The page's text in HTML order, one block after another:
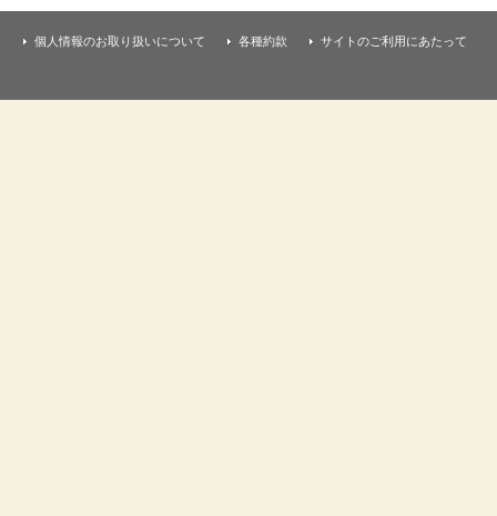
個人情報のお取り扱いについて 各種約款 サイトのご利用にあたって